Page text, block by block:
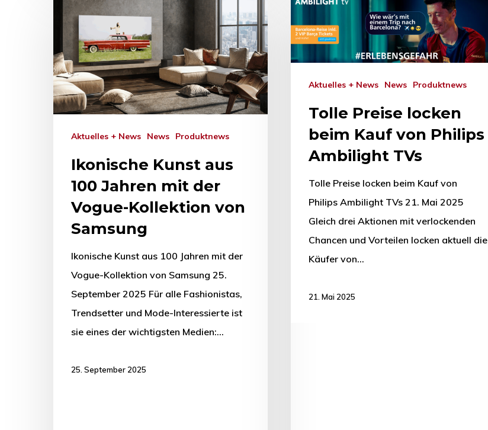
Aktuelles + News News Produktnews
Ikonische Kunst aus
100 Jahren mit der
Vogue-Kollektion von
Samsung
Ikonische Kunst aus 100 Jahren mit der
Vogue-Kollektion von Samsung 25.
September 2025 Für alle Fashionistas,
Trendsetter und Mode-Interessierte ist
sie eines der wichtigsten Medien:…
25. September 2025
Aktuelles + News News Produktnews
Tolle Preise locken
beim Kauf von Philips
Ambilight TVs
Tolle Preise locken beim Kauf von
Philips Ambilight TVs 21. Mai 2025
Gleich drei Aktionen mit verlockenden
Chancen und Vorteilen locken aktuell die
Käufer von…
21. Mai 2025